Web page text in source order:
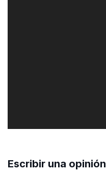
Escribir una opinión